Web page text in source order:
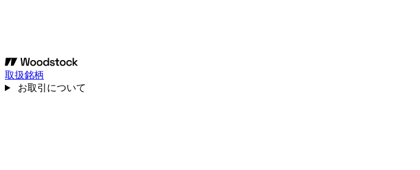
取扱銘柄
お取引について